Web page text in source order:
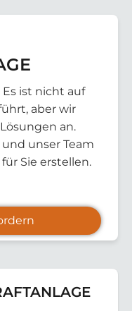
Es ist nicht auf
aber wir
an.
unser Team
Sie erstellen.